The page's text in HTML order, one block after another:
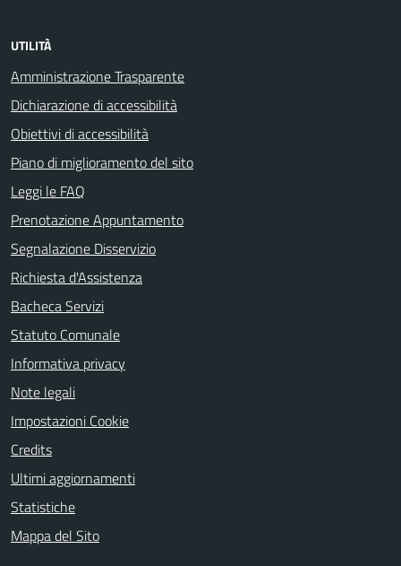
UTILITÀ
Amministrazione Trasparente
Dichiarazione di accessibilità
Obiettivi di accessibilità
Piano di miglioramento del sito
Leggi le FAQ
Prenotazione Appuntamento
Segnalazione Disservizio
Richiesta d'Assistenza
Bacheca Servizi
Statuto Comunale
Informativa privacy
Note legali
Impostazioni Cookie
Credits
Ultimi aggiornamenti
Statistiche
Mappa del Sito